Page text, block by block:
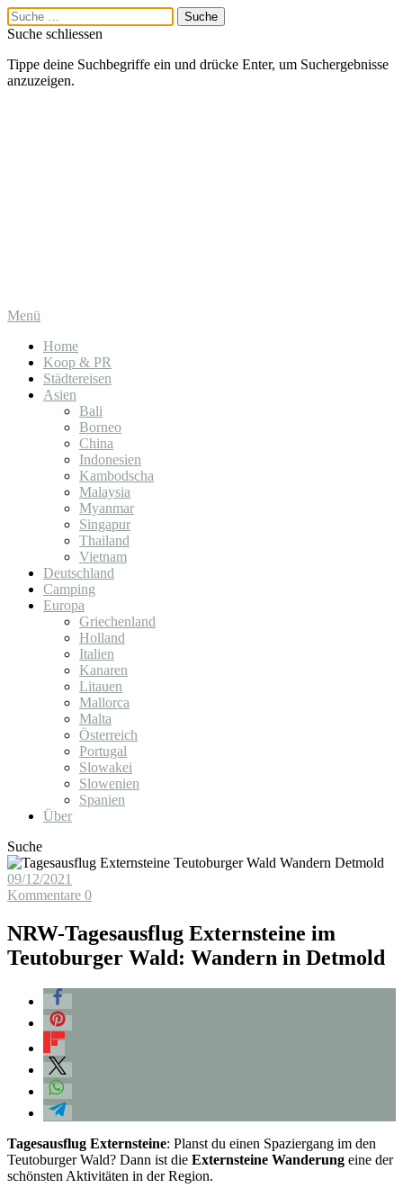
Suche schliessen
Tippe deine Suchbegriffe ein und drücke Enter, um Suchergebnisse
anzuzeigen.
Menü
Home
Koop & PR
Städtereisen
Asien
Bali
Borneo
China
Indonesien
Kambodscha
Malaysia
Myanmar
Singapur
Thailand
Vietnam
Deutschland
Camping
Europa
Griechenland
Holland
Italien
Kanaren
Litauen
Mallorca
Malta
Österreich
Portugal
Slowakei
Slowenien
Spanien
Über
Suche
09/12/2021
Kommentare 0
NRW-Tagesausflug Externsteine im
Teutoburger Wald: Wandern in Detmold
Tagesausflug Externsteine: Planst du einen Spaziergang im den
Teutoburger Wald? Dann ist die Externsteine Wanderung eine der
schönsten Aktivitäten in der Region.